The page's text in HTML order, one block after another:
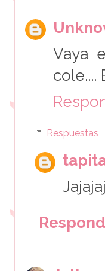
Vaya
cole....
Respuestas